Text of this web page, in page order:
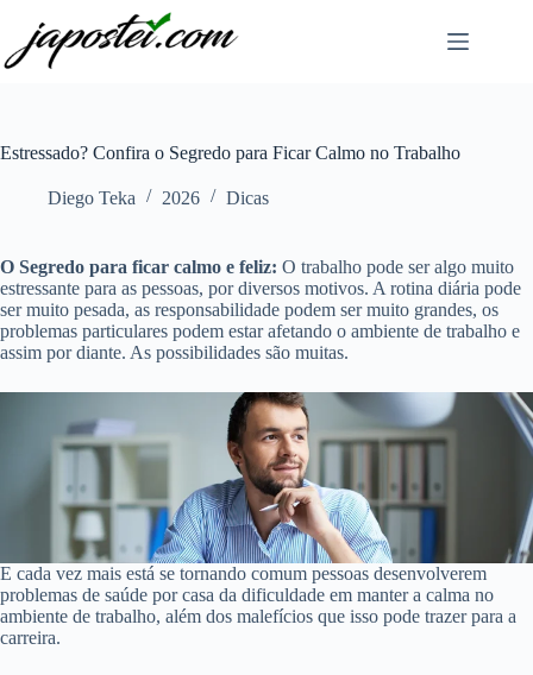
conteúdo
Estressado? Confira o Segredo para Ficar Calmo no Trabalho
Diego Teka 2026 Dicas
O Segredo para ficar calmo e feliz: O trabalho pode ser algo muito
estressante para as pessoas, por diversos motivos. A rotina diária pode
ser muito pesada, as responsabilidade podem ser muito grandes, os
problemas particulares podem estar afetando o ambiente de trabalho e
assim por diante. As possibilidades são muitas.
E cada vez mais está se tornando comum pessoas desenvolverem
problemas de saúde por casa da dificuldade em manter a calma no
ambiente de trabalho, além dos malefícios que isso pode trazer para a
carreira.